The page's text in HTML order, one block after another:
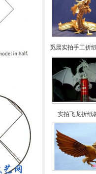
觅晨实拍手工折
实拍飞龙折纸